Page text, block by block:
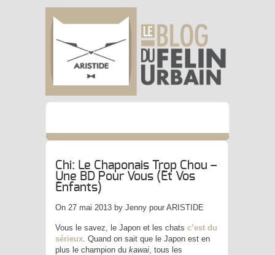
Chi: Le Chaponais Trop Chou –
Une BD Pour Vous (et Vos
Enfants)
On 27 mai 2013 by Jenny pour ARISTIDE
Vous le savez, le Japon et les chats c’est du
sérieux . Quand on sait que le Japon est en
plus le champion du kawai , tous les